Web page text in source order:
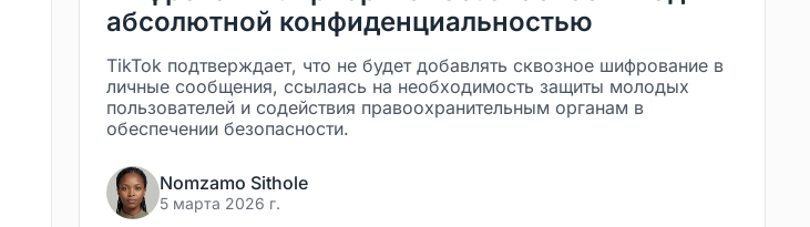
абсолютной конфиденциальностью
TikTok подтверждает, что не будет добавлять сквозное шифрование в
личные сообщения, ссылаясь на необходимость защиты молодых
пользователей и содействия правоохранительным органам в
обеспечении безопасности.
Nomzamo Sithole
5 марта 2026 г.